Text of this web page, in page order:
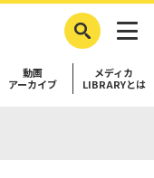
動画
アーカイブ
メディカ
LIBRARYとは